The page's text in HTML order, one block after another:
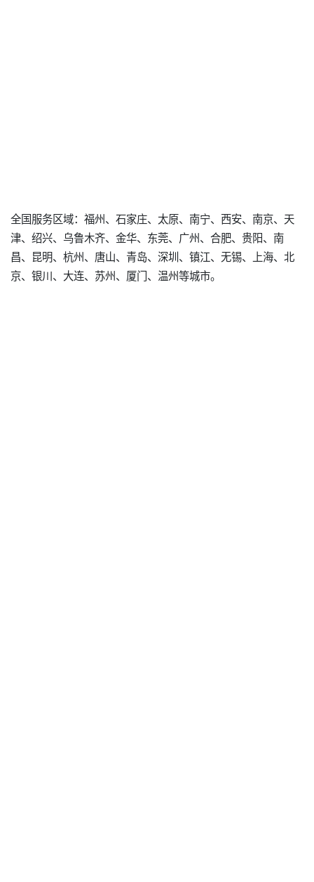
全国服务区域：福州、石家庄、太原、南宁、西安、南京、天
津、绍兴、乌鲁木齐、金华、东莞、广州、合肥、贵阳、南
昌、昆明、杭州、唐山、青岛、深圳、镇江、无锡、上海、北
京、银川、大连、苏州、厦门、温州等城市。